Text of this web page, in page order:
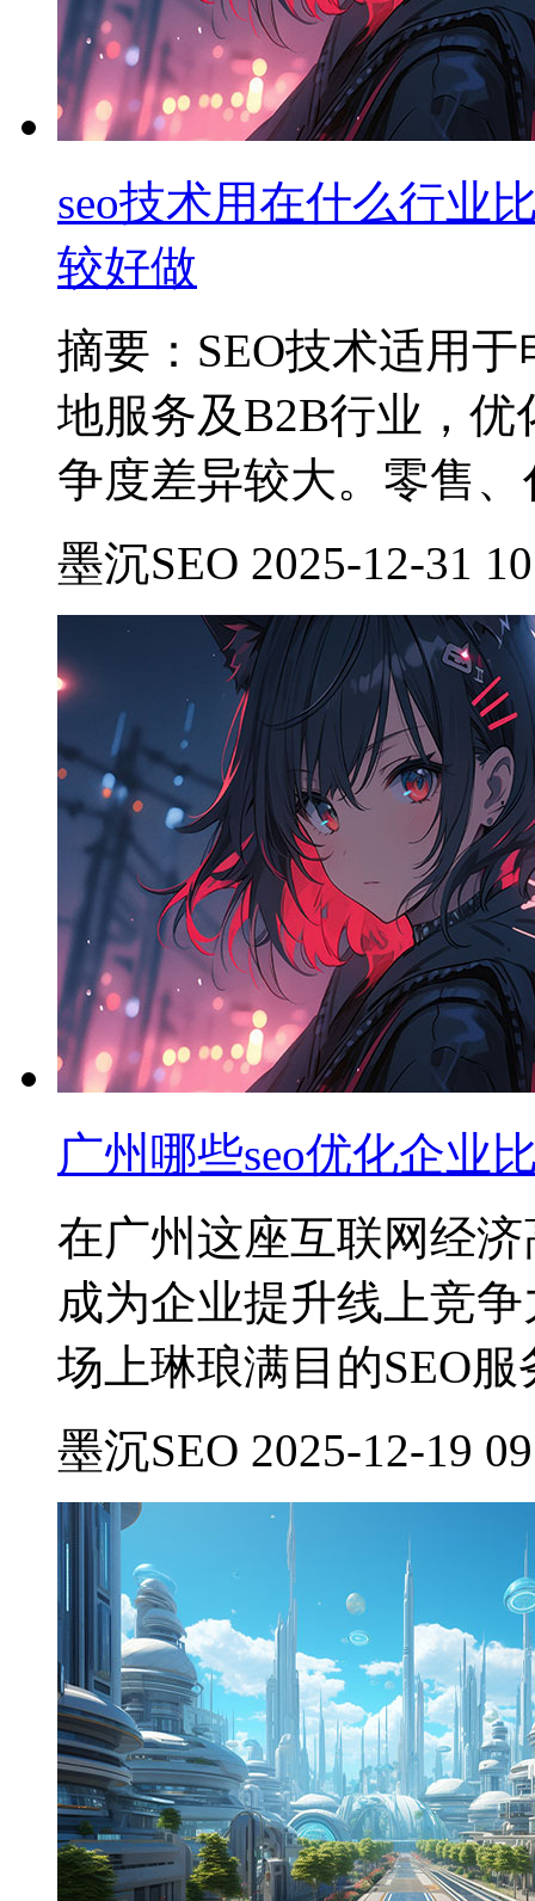
seo技术用在什么行业
较好做
摘要：SEO技术适用
地服务及B2B行业，
争度差异较大。零售
墨沉SEO 2025-12-31
广州哪些seo优化企业
在广州这座互联网经
成为企业提升线上竞
场上琳琅满目的SEO
墨沉SEO 2025-12-19